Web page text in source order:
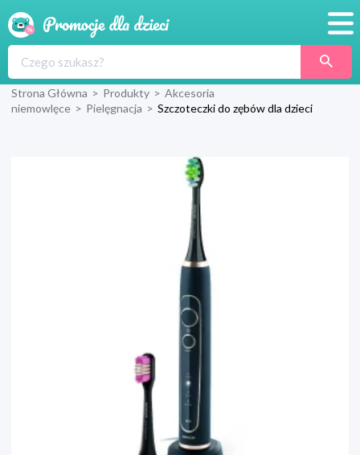
Produkty
Blog
Wyprawka
Strona Główna > Produkty > Akcesoria
niemowlęce > Pielęgnacja > Szczoteczki do zębów dla dzieci